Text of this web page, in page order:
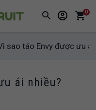
0
sao táo Envy được ưu ái
ái nhiều?